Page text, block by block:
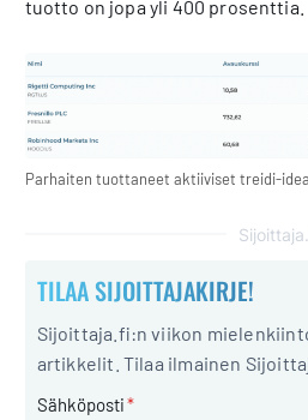
tuotto on jopa yli 400 prosenttia.
Parhaiten tuottaneet aktiiviset treidi-
TILAA SIJOITTAJAKIRJE!
Sijoittaja.fi:n viikon
artikkelit. Tilaa ilmainen
Sähköposti*